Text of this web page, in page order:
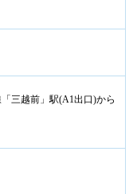
三越前」駅(A1出口)から